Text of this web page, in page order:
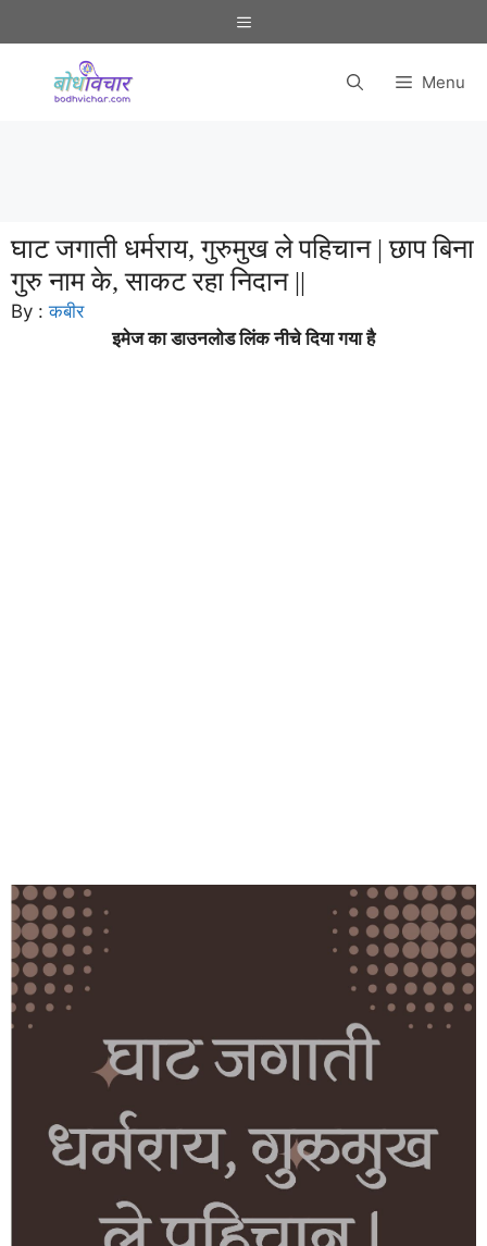
to
Menu
Menu
घाट जगाती धर्मराय, गुरुमुख ले पहिचान | छाप बिना
गुरु नाम के, साकट रहा निदान ||
By :कबीर
इमेज का डाउनलोड लिंक नीचे दिया गया है